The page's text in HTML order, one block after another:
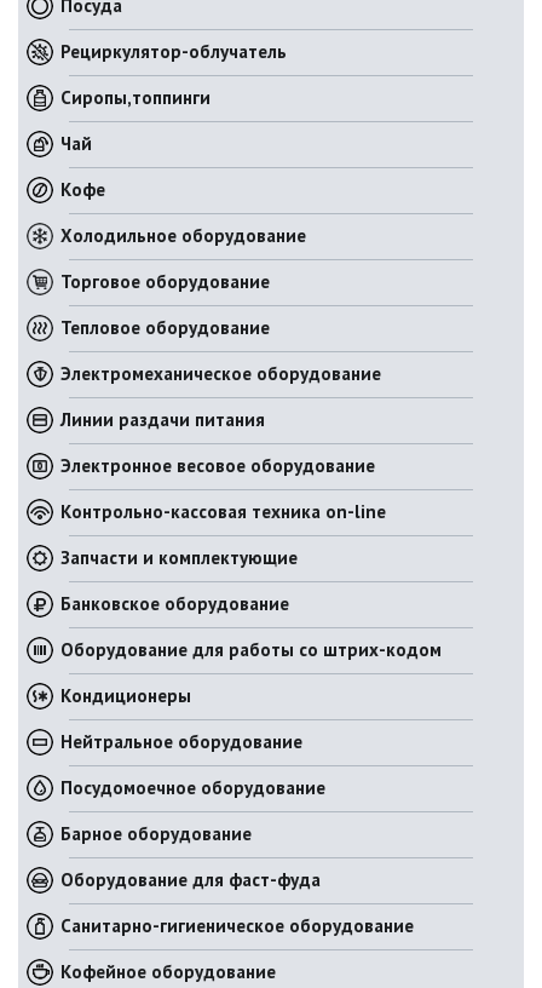
Посуда
Рециркулятор-облучатель
Сиропы,топпинги
Чай
Кофе
Холодильное оборудование
Торговое оборудование
Тепловое оборудование
Электромеханическое оборудование
Линии раздачи питания
Электронное весовое оборудование
Контрольно-кассовая техника on-line
Запчасти и комплектующие
Банковское оборудование
Оборудование для работы со штрих-кодом
Кондиционеры
Нейтральное оборудование
Посудомоечное оборудование
Барное оборудование
Оборудование для фаст-фуда
Санитарно-гигиеническое оборудование
Кофейное оборудование